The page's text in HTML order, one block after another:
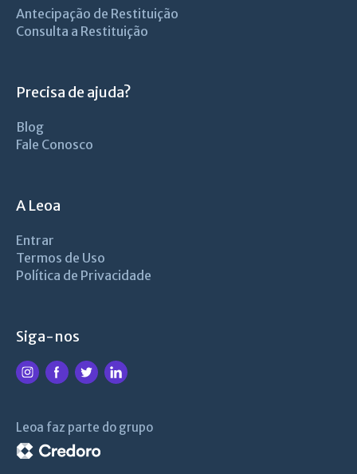
Antecipação de Restituição
Consulta a Restituição
Precisa de ajuda?
Blog
Fale Conosco
A Leoa
Entrar
Termos de Uso
Política de Privacidade
Siga-nos
Leoa faz parte do grupo